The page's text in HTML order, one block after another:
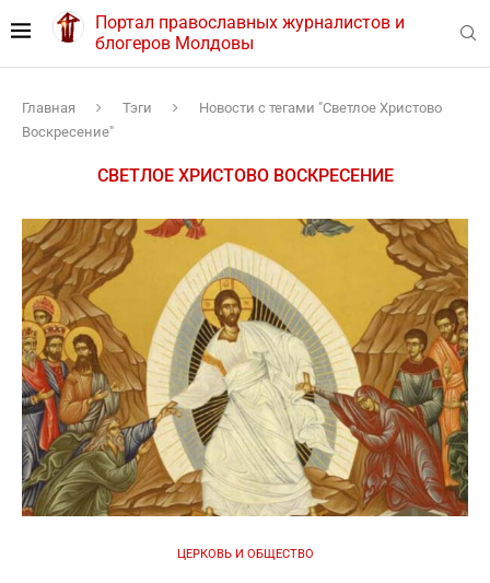
Портал православных журналистов и
блогеров Молдовы
Главная Тэги
Новости с тегами "Светлое Христово
Воскресение"
СВЕТЛОЕ ХРИСТОВО ВОСКРЕСЕНИЕ
ЦЕРКОВЬ И ОБЩЕСТВО